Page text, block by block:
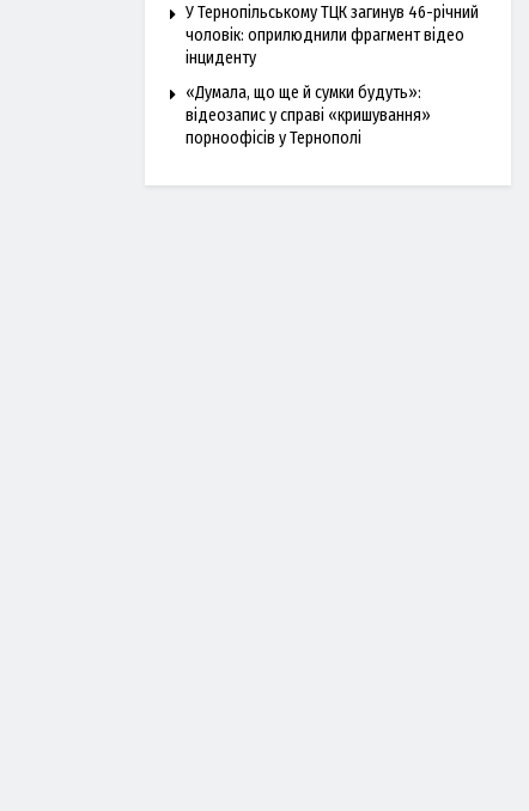
У Тернопільському ТЦК загинув 46-річний
чоловік: оприлюднили фрагмент відео
інциденту
«Думала, що ще й сумки будуть»:
відеозапис у справі «кришування»
порноофісів у Тернополі